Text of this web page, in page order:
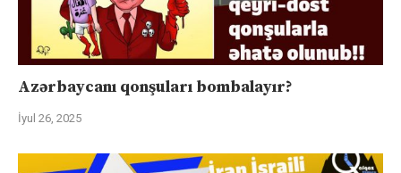
Azərbaycanı qonşuları bombalayır?
İyul 26, 2025